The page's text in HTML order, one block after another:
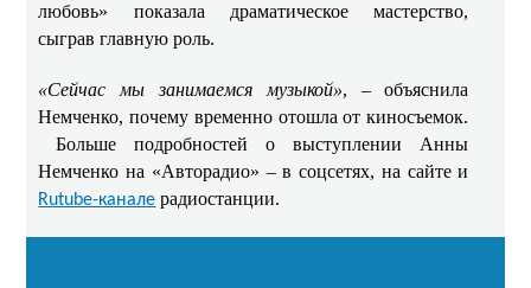
любовь» показала драматическое мастерство,
сыграв главную роль. ​​
«Сейчас мы занимаемся музыкой», – объяснила
Немченко, почему временно отошла от киносъемок.
​ Больше подробностей о выступлении Анны
Немченко на «Авторадио» – в соцсетях, на сайте и
Rutube-канале радиостанции.